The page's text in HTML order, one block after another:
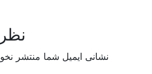
نشانی ایمیل شما منتشر